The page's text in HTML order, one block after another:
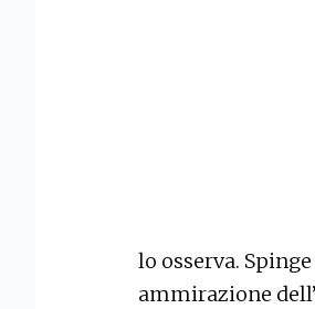
lo osserva.
ammirazione